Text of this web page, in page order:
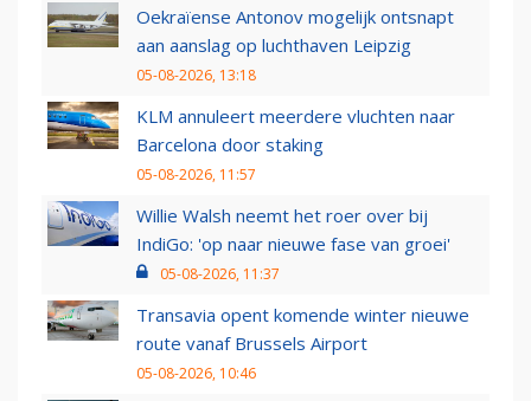
Oekraïense Antonov mogelijk ontsnapt
aan aanslag op luchthaven Leipzig
05-08-2026, 13:18
KLM annuleert meerdere vluchten naar
Barcelona door staking
05-08-2026, 11:57
Willie Walsh neemt het roer over bij
IndiGo: 'op naar nieuwe fase van groei'
05-08-2026, 11:37
Transavia opent komende winter nieuwe
route vanaf Brussels Airport
05-08-2026, 10:46